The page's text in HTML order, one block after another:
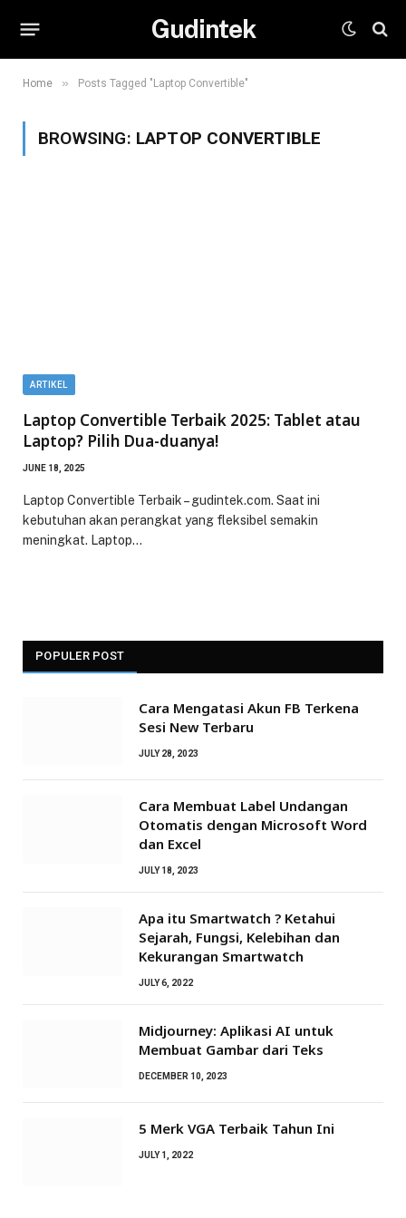
Gudintek
Home » Posts Tagged "Laptop Convertible"
BROWSING: LAPTOP CONVERTIBLE
ARTIKEL
Laptop Convertible Terbaik 2025: Tablet atau
Laptop? Pilih Dua-duanya!
JUNE 18, 2025
Laptop Convertible Terbaik – gudintek.com. Saat ini
kebutuhan akan perangkat yang fleksibel semakin
meningkat. Laptop…
POPULER POST
Cara Mengatasi Akun FB Terkena
Sesi New Terbaru
JULY 28, 2023
Cara Membuat Label Undangan
Otomatis dengan Microsoft Word
dan Excel
JULY 18, 2023
Apa itu Smartwatch ? Ketahui
Sejarah, Fungsi, Kelebihan dan
Kekurangan Smartwatch
JULY 6, 2022
Midjourney: Aplikasi AI untuk
Membuat Gambar dari Teks
DECEMBER 10, 2023
5 Merk VGA Terbaik Tahun Ini
JULY 1, 2022